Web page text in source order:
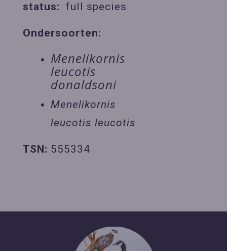
status: full species
Ondersoorten:
Menelikornis
leucotis
donaldsoni
Menelikornis
leucotis leucotis
TSN: 555334